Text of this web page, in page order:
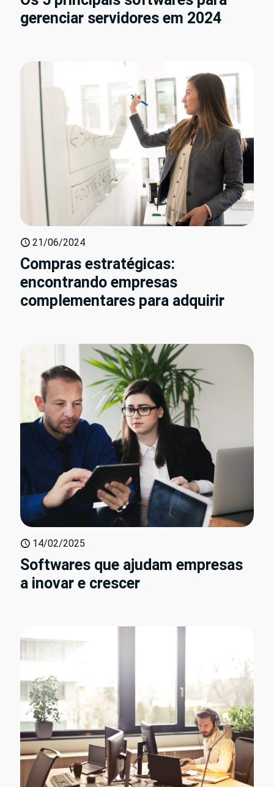
gerenciar servidores em 2024
21/06/2024
Compras estratégicas:
encontrando empresas
complementares para adquirir
14/02/2025
Softwares que ajudam empresas
a inovar e crescer